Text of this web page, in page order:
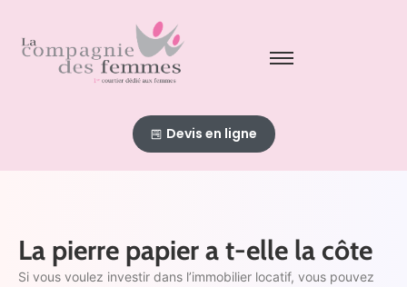
Devis en ligne
La pierre papier a t-elle la côte
Si vous voulez investir dans l’immobilier locatif, vous pouvez